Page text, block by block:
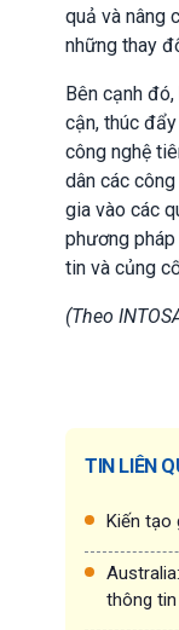
quả và nâng
những thay
Bên cạnh
cận, thúc
công nghệ
dân các
gia vào các
phương
tin và củng
(Theo
TIN LIÊN
Kiến tạo
thông tin